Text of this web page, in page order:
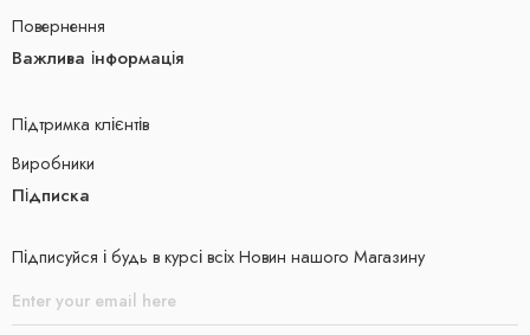
Повернення
Важлива інформація
Підтримка клієнтів
Виробники
Підписка
Підписуйся і будь в курсі всіх Новин нашого Магазину